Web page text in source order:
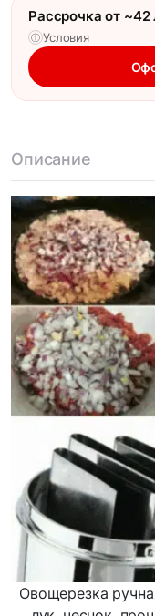
Рассрочка от ~42
ⓘ Условия
Описание
Овощерезка